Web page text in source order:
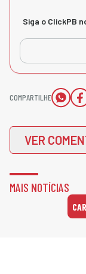
Siga o ClickPB
COMPARTILHE
VER
MAIS NOTÍCIAS